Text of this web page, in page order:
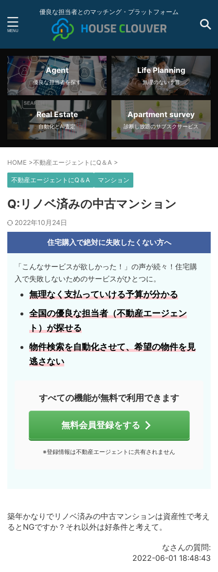
優良な担当者とのマッチング・プラットフォーム
Agent
優良な担当者を探す
Life Planning
無理のない予算
Real Estate
自動化とAI査定
Apartment survey
診断し放題のサブスクサービス
HOME >不動産エージェントにQ＆A >
不動産エージェントにQ＆A マンション
Q:リノベ済みの中古マンション
2022年10月24日
住宅購入で絶対に失敗したくない方へ
「こんなサービスが欲しかった！」の声が続々！住宅購
入で失敗しないためのサービスがひとつに。
無理なく支払っていける予算が分かる
全国の優良な担当者（不動産エージェン
ト）が探せる
物件検索を自動化させて、希望の物件を見
逃さない
すべての機能が無料で利用できます
無料会員登録をする
※登録情報は不動産エージェントに共有されません
築年かなりでリノベ済みの中古マンションは資産性で考え
るとNGですか？それ以外は好条件と考えて。
なさんの質問:
2022-06-01 18:48:43